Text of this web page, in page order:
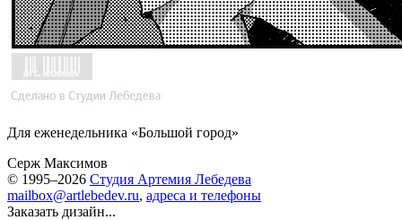
Для еженедельника «Большой город»
Серж Максимов
© 1995–2026 Студия Артемия Лебедева
mailbox@artlebedev.ru, адреса и телефоны
Заказать дизайн...